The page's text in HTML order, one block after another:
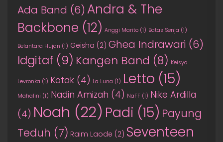
Ada Band (6) Andra & The
Backbone (12) Anggi Marito (1) Batas Senja (1)
Belantara Hujan (1) Geisha (2) Ghea Indrawari (6)
Idgitaf (9) Kangen Band (8) Keisya
Levronka (1) Kotak (4) La Luna (1) Letto (15)
Mahalini (1) Nadin Amizah (4) NaFF (1) Nike Ardilla
(4) Noah (22) Padi (15) Payung
Teduh (7) Raim Laode (2) Seventeen